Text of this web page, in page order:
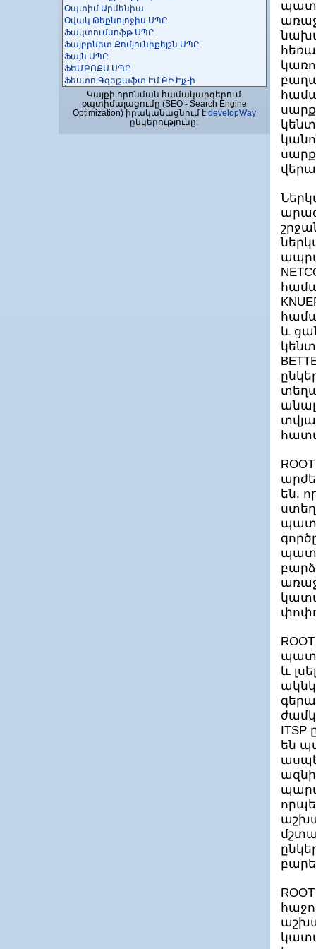
Օպտիմ Արմենիա
Օվակ Թեքնոլոջիս ՍՊԸ
Ֆակտումսոֆթ ՍՊԸ
Ֆայբրնետ Քոմյունիքեյշն ՍՊԸ
Ֆայն ՍՊԸ
ՖԵՄԲՈՔՍ ՍՊԸ
Ֆեստո Գզելշաֆտ Էմ ԲԻ Էյչ-ի
հայաստանյան մասնաճյուղ
Ֆիդեմ ՍՊԸ
Ֆիրմա Ալֆա ՍՊԸ
Ֆիքսիթ ԻԹ Քօմպանի
Կայքի որոնման համակարգերում
օպտիմալացումը (SEO - Search Engine
Optimization) իրականացնում է developWay
ընկերությունը:
և
են,
և
են